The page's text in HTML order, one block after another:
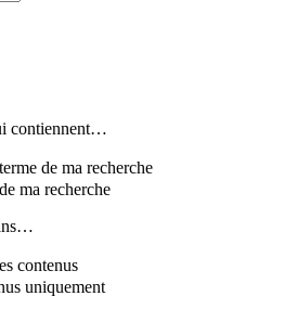
contiennent…
de ma recherche
ma recherche
contenus
uniquement